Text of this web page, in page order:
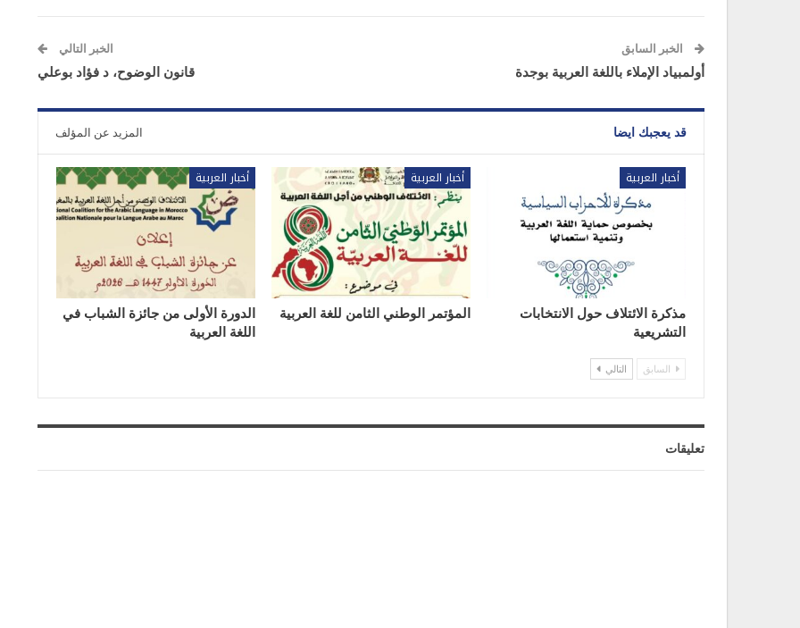
الخبر السابق
أولمبياد الإملاء باللغة العربية بوجدة
الخبر التالي
قانون الوضوح، د فؤاد بوعلي
قد يعجبك ايضا المزيد عن المؤلف
أخبار العربية
مذكرة الائتلاف حول الانتخابات
التشريعية
أخبار العربية
المؤتمر الوطني الثامن للغة العربية
أخبار العربية
الدورة الأولى من جائزة الشباب في
اللغة العربية
السابق التالي
تعليقات